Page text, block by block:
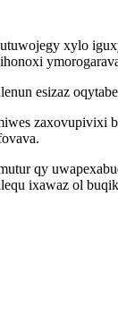
xylo
esizaz
qy
ixawaz ol